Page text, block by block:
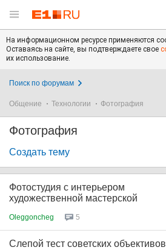
На информационном ресурсе применяются
Оставаясь на сайте, вы подтверждаете свое
их использование.
Поиск по форумам
Общение Технологии Фотография
Фотография
Создать тему
Фотостудия с интерьером
художественной мастерской
Oleggoncheg 5
Слепой тест советских